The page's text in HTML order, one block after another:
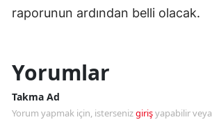
raporunun ardından belli olacak.
Yorumlar
Takma Ad
Yorum yapmak için, istersenizgirişyapabilir veya